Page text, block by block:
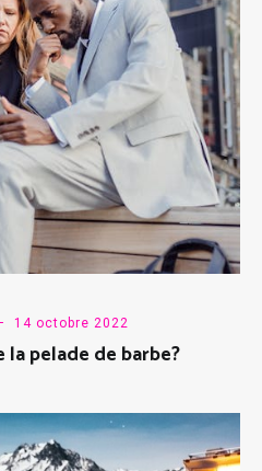
14 octobre 2022
pelade de barbe?